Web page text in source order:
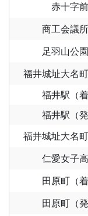
赤十字前
商工会議
足羽山公
福井城址大名町
福井駅（着
福井駅（発
福井城址大名町
仁愛女子
田原町（着
田原町（発